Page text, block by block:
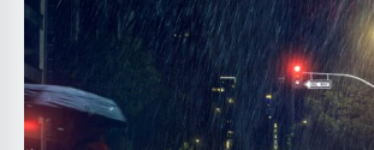
Angeles
LIVE:
Noua
Toyota
Prius